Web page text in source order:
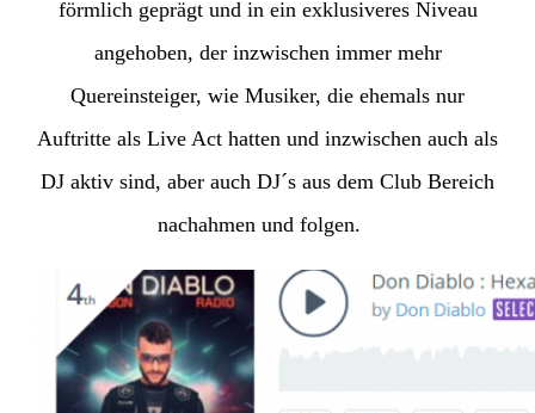
förmlich geprägt und in ein exklusiveres Niveau
angehoben, der inzwischen immer mehr
Quereinsteiger, wie Musiker, die ehemals nur
Auftritte als Live Act hatten und inzwischen auch als
DJ aktiv sind, aber auch DJ´s aus dem Club Bereich
nachahmen und folgen.